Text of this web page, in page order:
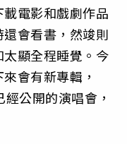
電影和戲劇作品
會看書，然竣則
顯全程睡覺。今
會有新專輯，
公開的演唱會，